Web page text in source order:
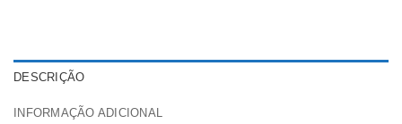
DESCRIÇÃO
INFORMAÇÃO ADICIONAL